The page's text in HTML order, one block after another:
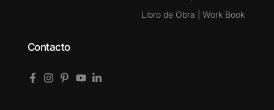
Libro de Obra | Work Book
Contacto